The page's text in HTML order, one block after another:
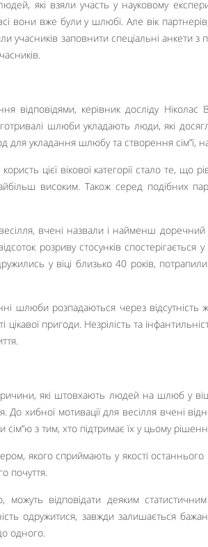
які взяли участь у науковому
вони вже були у шлюбі. Але вік
учасників заповнити спеціальні анкети з
відповідями, керівник досліду Ніколас
шлюби укладають люди, які
для укладання шлюбу та створення сім”ї,
цієї вікової категорії стало те, що
високим. Також серед подібних
весілля, вчені назвали і найменш
розриву стосунків спостерігається у
у віці близько 40 років,
шлюби розпадаються через відсутність
пригоди. Незрілість та
які штовхають людей на шлюб у
хибної мотивації для весілля вчені
з тим, хто підтримає їх у цьому
якого сприймають у якості
почуття.
можуть відповідати деяким
одружитися, завжди залишається
одного.